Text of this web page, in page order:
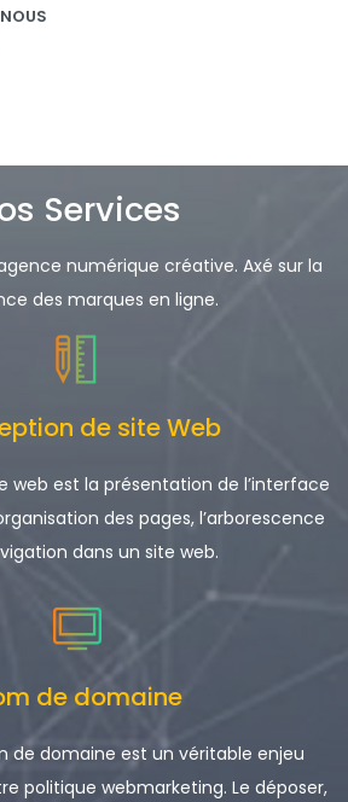
Services
numérique créative. Axé sur la
des marques en ligne.
de site Web
web est la présentation de l’interface
des pages, l’arborescence
dans un site web.
de domaine
de domaine est un véritable enjeu
politique webmarketing. Le déposer,